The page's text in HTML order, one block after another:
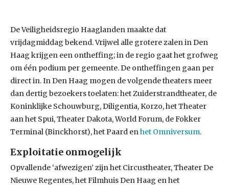
De Veiligheidsregio Haaglanden maakte dat
vrijdagmiddag bekend. Vrijwel alle grotere zalen in Den
Haag krijgen een ontheffing; in de regio gaat het grofweg
om één podium per gemeente. De ontheffingen gaan per
direct in. In Den Haag mogen de volgende theaters meer
dan dertig bezoekers toelaten: het Zuiderstrandtheater, de
Koninklijke Schouwburg, Diligentia, Korzo, het Theater
aan het Spui, Theater Dakota, World Forum, de Fokker
Terminal (Binckhorst), het Paard enhet Omniversum.
Exploitatie onmogelijk
Opvallende ‘afwezigen’ zijn het Circustheater, Theater De
Nieuwe Regentes, het Filmhuis Den Haag en het